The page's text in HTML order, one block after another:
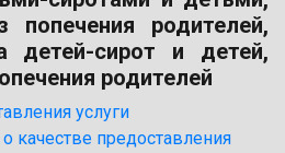
попечения родителей,
детей-сирот и детей,
родителей
услуги
качестве предоставления